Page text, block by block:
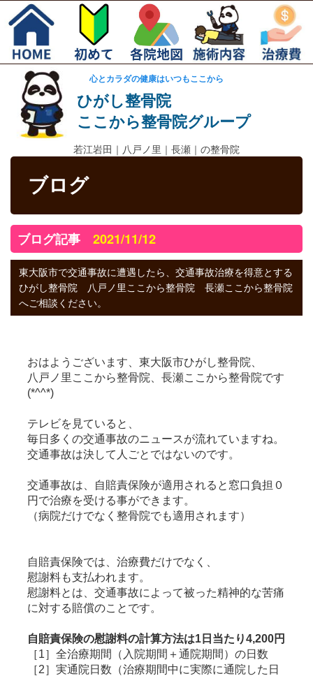
心とカラダの健康はいつもここから
ひがし整骨院
ここから整骨院グループ
若江岩田｜ 八戸ノ里｜長瀬｜の整骨院
ブログ
ブログ記事 2021/11/12
東大阪市で交通事故に遭遇したら、交通事故治療を得意とする
ひがし整骨院 八戸ノ里ここから整骨院 長瀬ここから整骨院
へご相談ください。
おはようございます、東大阪市ひがし整骨院、
八戸ノ里ここから整骨院、長瀬ここから整骨院です
(*^^*)
テレビを見ていると、
毎日多くの交通事故のニュースが流れていますね。
交通事故は決して人ごとではないのです。
交通事故は、自賠責保険が適用されると窓口負担０
円で治療を受ける事ができます。
（病院だけでなく整骨院でも適用されます）
自賠責保険では、治療費だけでなく、
慰謝料も支払われます。
慰謝料とは、交通事故によって被った精神的な苦痛
に対する賠償のことです。
自賠責保険の慰謝料の計算方法は1日当たり4,200円
［1］全治療期間（入院期間＋通院期間）の日数
［2］実通院日数（治療期間中に実際に通院した日